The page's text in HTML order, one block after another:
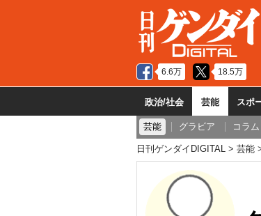
6.6万 18.5万
政治/社会 芸能 スポ
芸能 グラビア コラム
日刊ゲンダイDIGITAL 芸能